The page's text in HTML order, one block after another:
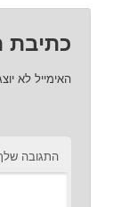
כתיבת
האימייל לא
התגובה